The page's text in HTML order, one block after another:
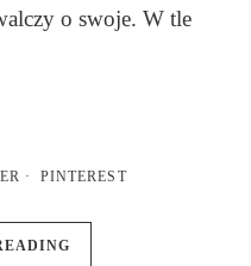
o swoje. W tle
PINTEREST